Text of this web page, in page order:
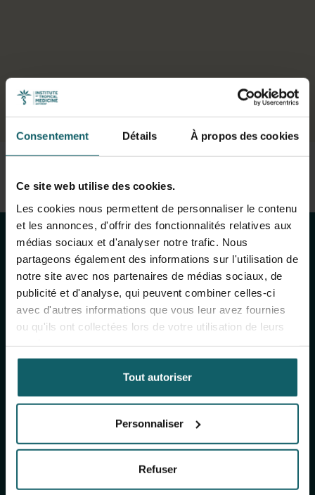
Consentement Détails À propos des cookies
Ce site web utilise des cookies.
Les cookies nous permettent de personnaliser le contenu
et les annonces, d'offrir des fonctionnalités relatives aux
médias sociaux et d'analyser notre trafic. Nous
partageons également des informations sur l'utilisation de
notre site avec nos partenaires de médias sociaux, de
publicité et d'analyse, qui peuvent combiner celles-ci
avec d'autres informations que vous leur avez fournies
ou qu'ils ont collectées lors de votre utilisation de leurs
Tout autoriser
Personnaliser
Refuser
Sélectionner un onglet
View full fingerprint
Voir la liste complète des projéts
Restez au courant
des activités de
l'IMT
Inscrivez-vous à notre newsletter générale
(mensuelle) et à The Healthropist (bimestrielle),
notre newsletter dédiée à la collecte de fonds,
pour recevoir des informations sur nos
recherches, nos projets, nos idées, nos
événements à venir, nos formations, et bien plus
S'inscrire à notre newsletter générale